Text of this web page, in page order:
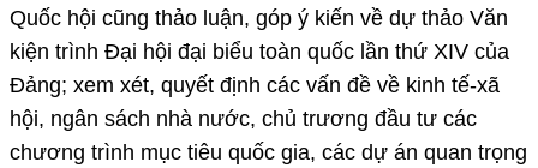
Quốc hội cũng thảo luận, góp ý kiến về dự thảo Văn
kiện trình Đại hội đại biểu toàn quốc lần thứ XIV của
Đảng; xem xét, quyết định các vấn đề về kinh tế-xã
hội, ngân sách nhà nước, chủ trương đầu tư các
chương trình mục tiêu quốc gia, các dự án quan trọng